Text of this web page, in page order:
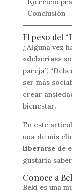
Conclusión
El peso del
¿Alguna vez
«deberías»
pareja”,
ser más
crear
bienestar.
En este
una de mis
liberarsede
gustaría
Conoce a
Beki es una